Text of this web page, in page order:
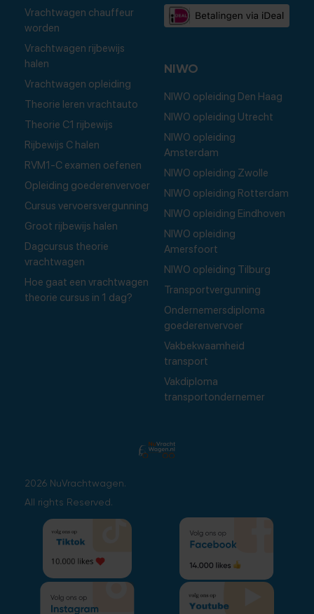
Vrachtwagen chauffeur
worden
Vrachtwagen rijbewijs
halen
Vrachtwagen opleiding
Theorie leren vrachtauto
Theorie C1 rijbewijs
Rijbewijs C halen
RVM1-C examen oefenen
Opleiding goederenvervoer
Cursus vervoersvergunning
Groot rijbewijs halen
Dagcursus theorie
vrachtwagen
Hoe gaat een vrachtwagen
theorie cursus in 1 dag?
NIWO
NIWO opleiding Den Haag
NIWO opleiding Utrecht
NIWO opleiding
Amsterdam
NIWO opleiding Zwolle
NIWO opleiding Rotterdam
NIWO opleiding Eindhoven
NIWO opleiding
Amersfoort
NIWO opleiding Tilburg
Transportvergunning
Ondernemersdiploma
goederenvervoer
Vakbekwaamheid
transport
Vakdiploma
transportondernemer
2026 NuVrachtwagen.
All rights Reserved.